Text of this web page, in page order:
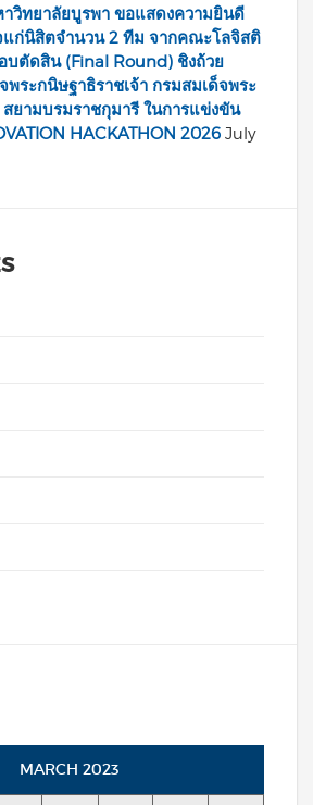
วิทยาลัยบูรพา ขอแสดงความยินดี
แก่นิสิตจำนวน 2 ทีม จากคณะโลจิสติ
บตัดสิน (Final Round) ชิงถ้วย
พระกนิษฐาธิราชเจ้า กรมสมเด็จพระ
ยามบรมราชกุมารี ในการแข่งขัน
HACKATHON 2026 July
MARCH 2023